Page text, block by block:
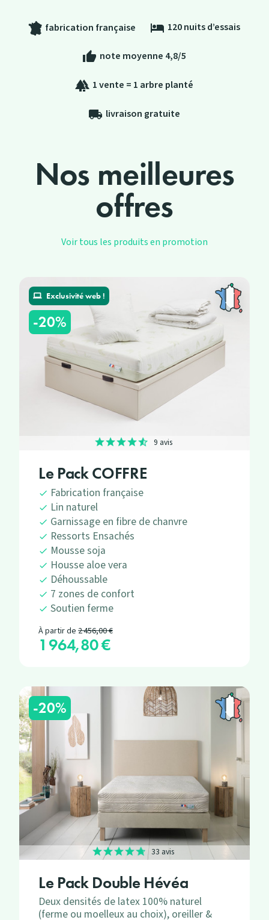
fabrication française hotel 120 nuits d’essais
thumb_up note moyenne 4,8/5
forest 1 vente = 1 arbre planté
local_shipping livraison gratuite
Nos meilleures
offres
Voir tous les produits en promotion
Le Pack COFFRE
Fabrication française
Lin naturel
Garnissage en fibre de chanvre
Ressorts Ensachés
Mousse soja
Housse aloe vera
Déhoussable
7 zones de confort
Soutien ferme
À partir dePrix de base
2 456,00 €
Prix
1 964,80 €
9 avis
Exclusivité web !
-20%
Le Pack Double Hévéa
Deux densités de latex 100% naturel
(ferme ou moelleux au choix), oreiller &
33 avis
-20%